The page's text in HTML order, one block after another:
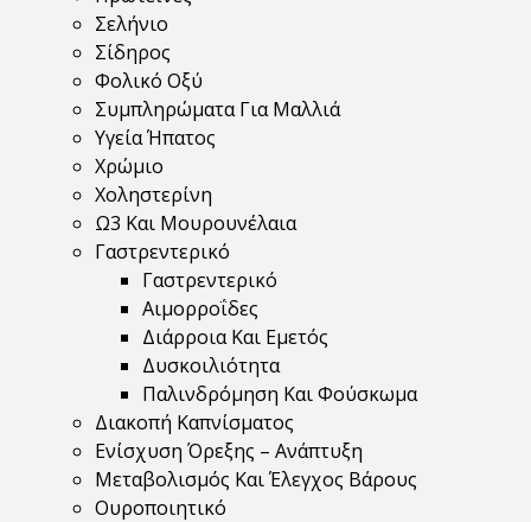
Σελήνιο
Σίδηρος
Φολικό Οξύ
Συμπληρώματα Για Μαλλιά
Υγεία Ήπατος
Χρώμιο
Χοληστερίνη
Ω3 Και Μουρουνέλαια
Γαστρεντερικό
Γαστρεντερικό
Αιμορροΐδες
Διάρροια Και Εμετός
Δυσκοιλιότητα
Παλινδρόμηση Και Φούσκωμα
Διακοπή Καπνίσματος
Ενίσχυση Όρεξης – Ανάπτυξη
Μεταβολισμός Και Έλεγχος Βάρους
Ουροποιητικό